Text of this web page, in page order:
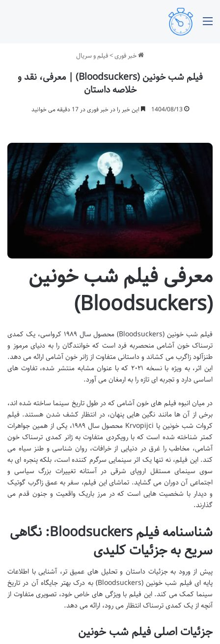
خبر فوری>فیلم و سریال
فیلم شب خونین (Bloodsuckers) | معرفی، نقد و
خلاصه داستان
1404/08/13 این خبر را در خبر فوری در 17 دقیقه می خوانید
معرفی فیلم شب خونین
(Bloodsuckers)
فیلم شب خونین (Bloodsuckers) محصول سال ۱۹۸۹ کرواسی، یک کمدی
ترسناک خون آشامی منحصربه فرد است که خوانندگان را به دنیای مرموز و
طنزآلود زاگرب می کشاند و داستانی متفاوت از ژانر خون آشامی ارائه می دهد.
این اثر، به ویژه با نسخه ۲۰۲۱ که با عنوان مشابه منتشر شده، تفاوت های
اساسی دارد و تجربه ای تازه را به ارمغان می آورد.
در میان انبوه فیلم های خون آشامی که در طول تاریخ سینما ساخته شده اند،
برخی از آن ها مانند نگین هایی پنهان، در انتظار کشف شدن هستند. فیلم
کروات شب خونین یا Krvopijci محصول سال ۱۹۸۹، یکی از همین جواهرات
کمتر شناخته شده است که با رویکردی متفاوت به ژانر کمدی ترسناک خون
آشامی، مخاطب را غرق در دنیایی از خرافات، روان شناسی و طنز سیاه می
کند. این فیلم، نه تنها یک اثر سینمایی سرگرم کننده است، بلکه پنجره ای به
سوی سینمای مستقل اروپای شرقی در آستانه تغییرات بزرگ سیاسی و
اجتماعی آن دوران می گشاید. تماشای این فیلم، سفر به عمق زاگرب گوتیک
و دیدار با شخصیت هایی است که در مرز باریک واقعیت و جنون قدم می
گذارند.
شناسنامه فیلم Bloodsuckers: نگاهی
سریع به جزئیات کلیدی
پیش از ورود به جزئیات داستان و تحلیل های عمیق تر، آشنایی با اطلاعات
پایه ای فیلم شب خونین (Bloodsuckers) به درک بهتر جایگاه آن در تاریخ
سینما کمک می کند. این فیلم با ویژگی های خاص خود، تصویری متفاوت از
آنچه از یک کمدی ترسناک انتظار می رود، ارائه می دهد.
جزئیات اصلی فیلم شب خونین